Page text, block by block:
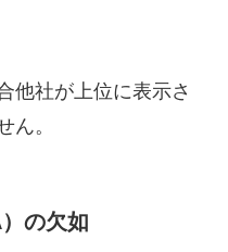
他社が上位に表示さ
ん。
の欠如